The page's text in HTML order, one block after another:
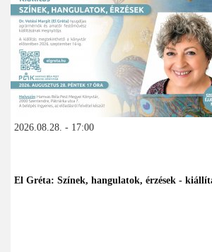
2026.08.28. - 17:00
El Gréta: Színek, hangulatok, érzések -